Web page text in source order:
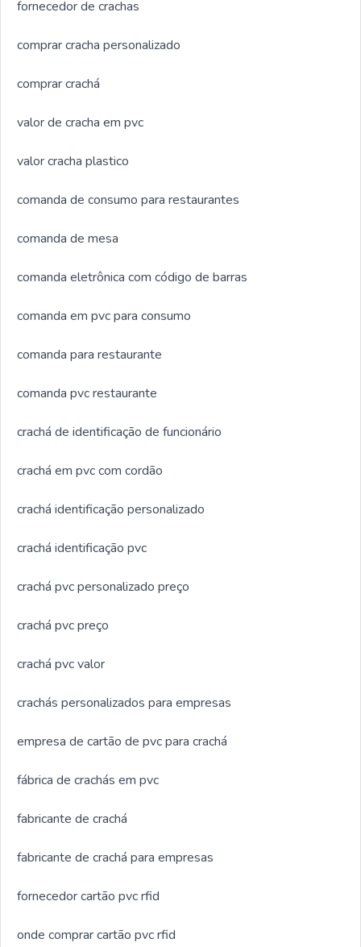
fornecedor de crachas
comprar cracha personalizado
comprar crachá
valor de cracha em pvc
valor cracha plastico
comanda de consumo para restaurantes
comanda de mesa
comanda eletrônica com código de barras
comanda em pvc para consumo
comanda para restaurante
comanda pvc restaurante
crachá de identificação de funcionário
crachá em pvc com cordão
crachá identificação personalizado
crachá identificação pvc
crachá pvc personalizado preço
crachá pvc preço
crachá pvc valor
crachás personalizados para empresas
empresa de cartão de pvc para crachá
fábrica de crachás em pvc
fabricante de crachá
fabricante de crachá para empresas
fornecedor cartão pvc rfid
onde comprar cartão pvc rfid